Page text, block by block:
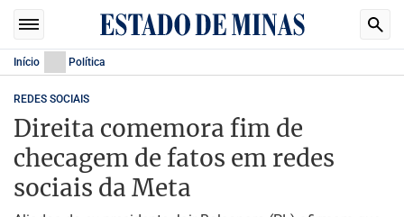
Início Política
REDES SOCIAIS
Direita comemora fim de
checagem de fatos em redes
sociais da Meta